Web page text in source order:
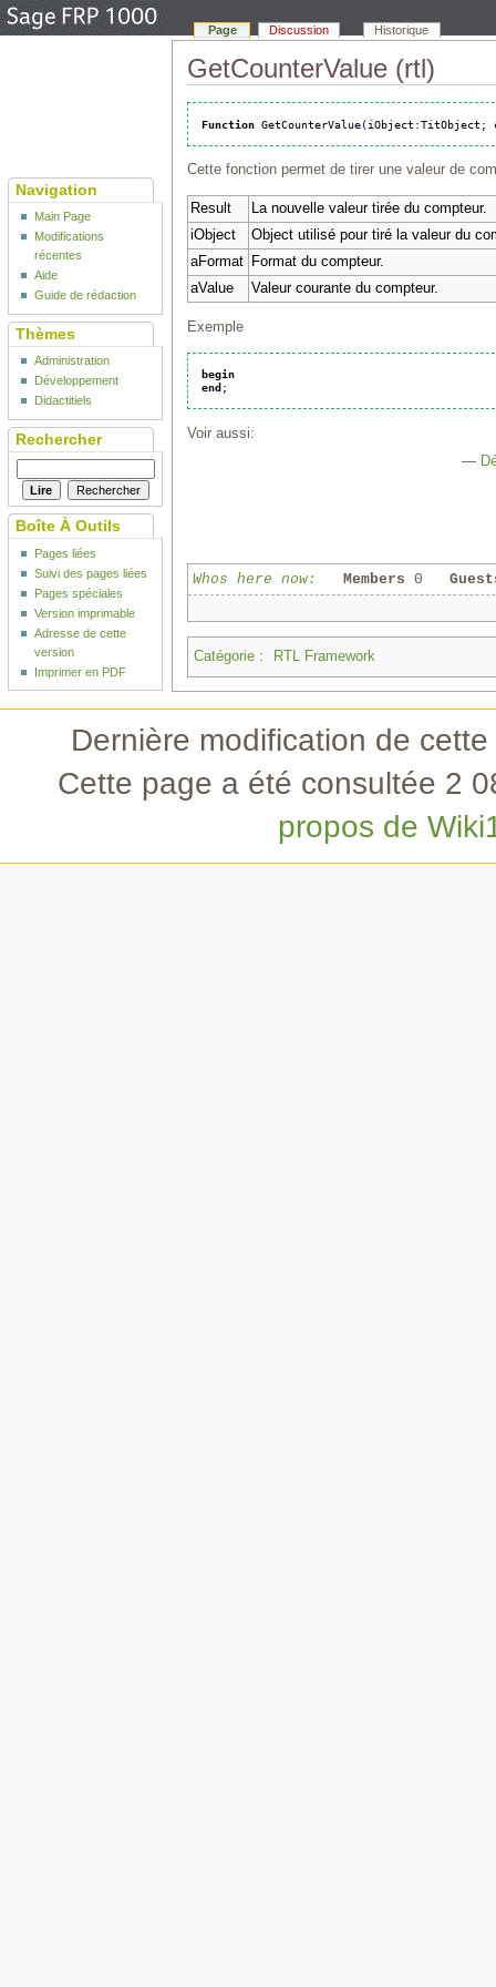
GetCounterValue (rtl)
Function GetCounterValue(iObject :TitObject ;
Cette fonction permet de tirer une valeur de
Result
La nouvelle valeur tirée du compteur.
iObject
Object utilisé pour tiré la valeur du
aFormat
Format du compteur.
aValue
Valeur courante du compteur.
Exemple
begin
end ;
Voir aussi:
—
Whos here now: Members 0
Catégorie: RTL Framework
Page Discussion Historique
Navigation
Main Page
Modifications
récentes
Aide
Guide de rédaction
Thèmes
Administration
Développement
Didactitiels
Rechercher
Boîte À Outils
Pages liées
Suivi des pages liées
Pages spéciales
Version imprimable
Adresse de cette
version
Imprimer en PDF
Dernière modification de
Cette page a été consultée 2
propos de